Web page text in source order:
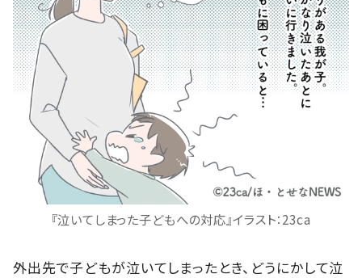
『泣いてしまった子どもへの対応』イラスト：23ca
外出先で子どもが泣いてしまったとき、どうにかして泣